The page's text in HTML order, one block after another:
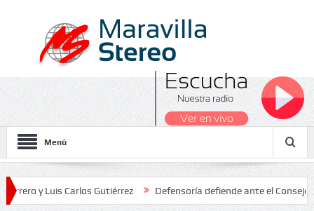
Menú
Carlos Gutiérrez Defensoría defiende ante el Consejo de